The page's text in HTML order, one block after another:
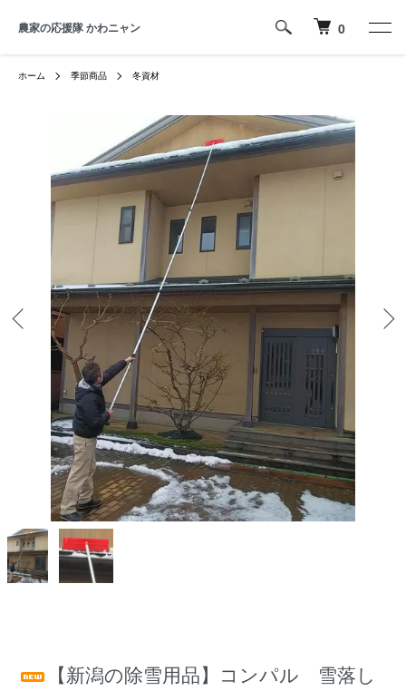
農家の応援隊 かわニャン 0
ホーム 季節商品 冬資材
【新潟の除雪用品】コンパル 雪落し